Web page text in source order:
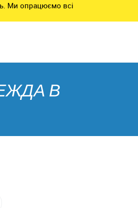
Ми опрацюємо всі
В